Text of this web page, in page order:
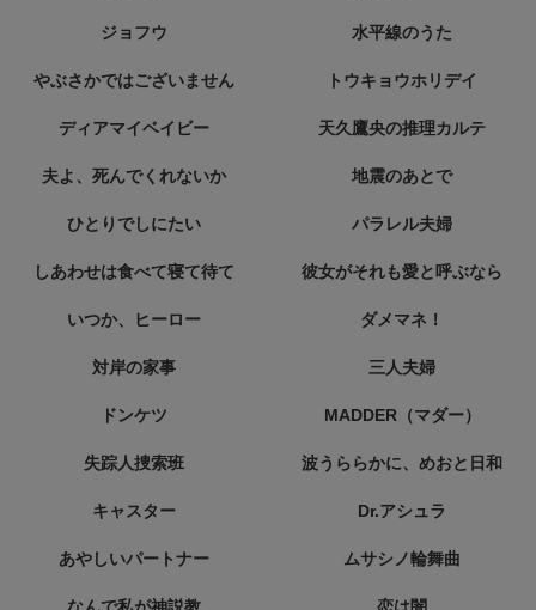
ジョフウ 水平線のうた
やぶさかではございません トウキョウホリデイ
ディアマイベイビー 天久鷹央の推理カルテ
夫よ、死んでくれないか 地震のあとで
ひとりでしにたい パラレル夫婦
しあわせは食べて寝て待て 彼女がそれも愛と呼ぶなら
いつか、ヒーロー ダメマネ！
対岸の家事 三人夫婦
ドンケツ MADDER（マダー）
失踪人捜索班 波うららかに、めおと日和
キャスター Dr.アシュラ
あやしいパートナー ムサシノ輪舞曲